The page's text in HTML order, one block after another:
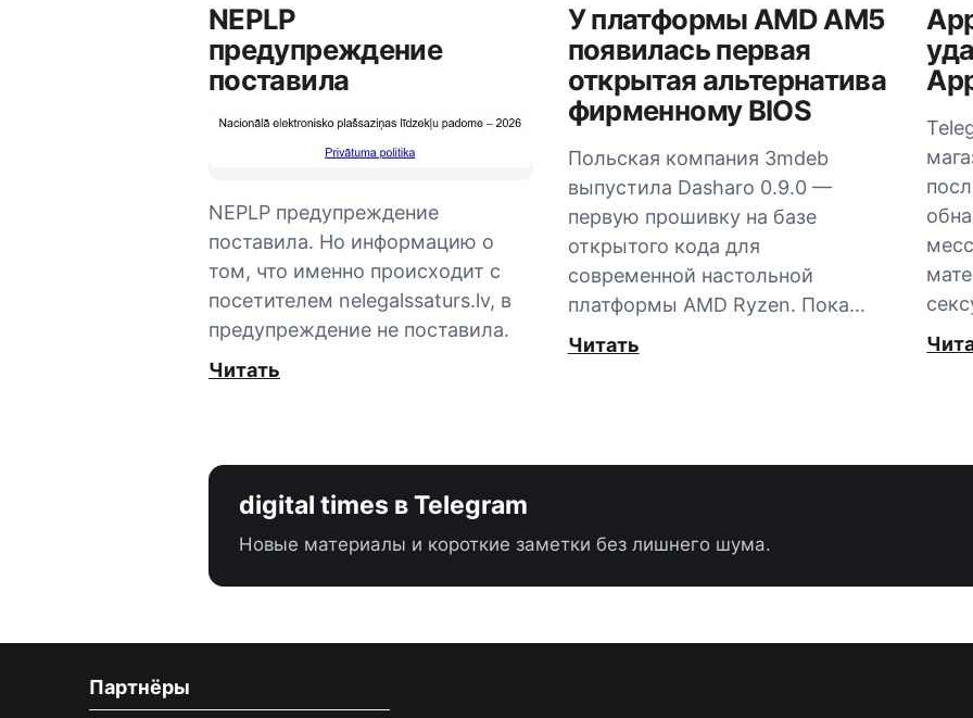
NEPLP
предупреждение
поставила
NEPLP предупреждение
поставила. Но информацию о
том, что именно происходит с
посетителем nelegalssaturs.lv, в
предупреждение не поставила.
Читать
У платформы AMD AM5
появилась первая
открытая альтернатива
фирменному BIOS
Польская компания 3mdeb
выпустила Dasharo 0.9.0 —
первую прошивку на базе
открытого кода для
современной настольной
платформы AMD Ryzen. Пока…
Читать
digital times в Telegram
Новые материалы и короткие заметки без лишнего шума.
Партнёры